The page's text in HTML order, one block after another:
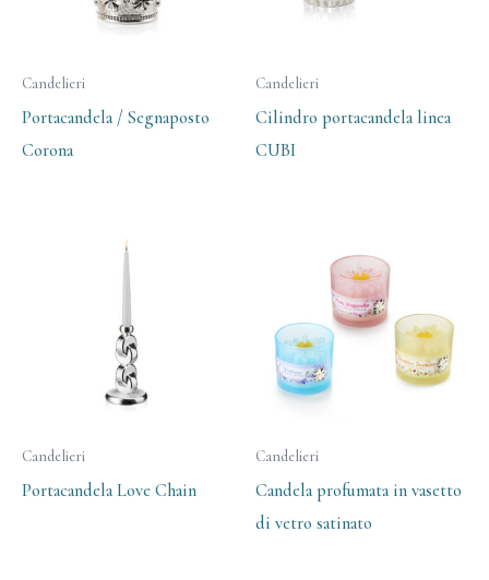
Candelieri
Portacandela / Segnaposto
Corona
Candelieri
Cilindro portacandela linea
CUBI
Candelieri
Portacandela Love Chain
Candelieri
Candela profumata in vasetto
di vetro satinato